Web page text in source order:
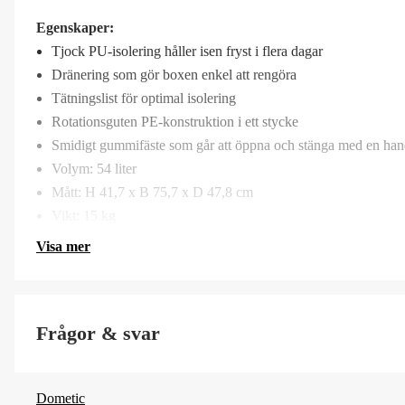
Egenskaper:
Tjock PU-isolering håller isen fryst i flera dagar
Dränering som gör boxen enkel att rengöra
Tätningslist för optimal isolering
Rotationsguten PE-konstruktion i ett stycke
Smidigt gummifäste som går att öppna och stänga med en
Volym: 54 liter
Mått: H 41,7 x B 75,7 x D 47,8 cm
Visa mer
Frågor & svar
Dometic